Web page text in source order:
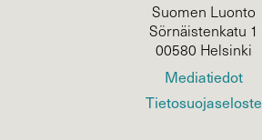
Suomen Luonto
Sörnäistenkatu 1
00580 Helsinki
Mediatiedot
Tietosuojaseloste